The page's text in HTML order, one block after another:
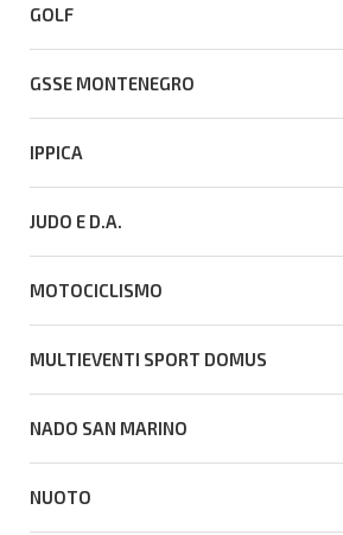
GOLF
GSSE MONTENEGRO
IPPICA
JUDO E D.A.
MOTOCICLISMO
MULTIEVENTI SPORT DOMUS
NADO SAN MARINO
NUOTO